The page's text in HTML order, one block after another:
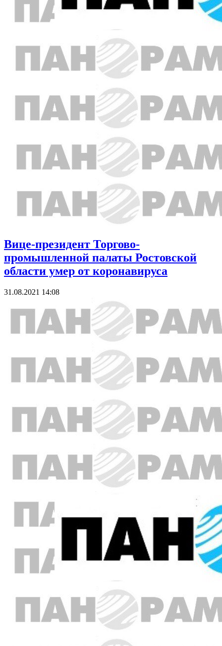
Вице-президент Торгово-
промышленной палаты Ростовской
области умер от коронавируса
31.08.2021 14:08